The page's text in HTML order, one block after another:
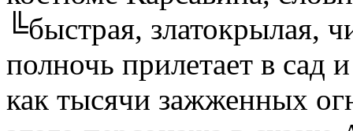
╚быстрая, златокрылая,
полночь прилетает в сад
как тысячи зажженных